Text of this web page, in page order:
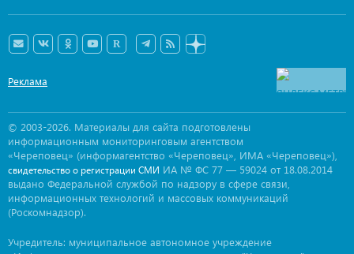
Реклама
© 2003-2026. Материалы для сайта подготовлены
информационным мониторинговым агентством
«Череповец» (информагентство «Череповец», ИМА «Череповец»),
свидетельство о регистрации СМИ ИА № ФС 77 — 59024 от 18.08.2014
выдано Федеральной службой по надзору в сфере связи,
информационных технологий и массовых коммуникаций
(Роскомнадзор).
Учредитель: муниципальное автономное учреждение